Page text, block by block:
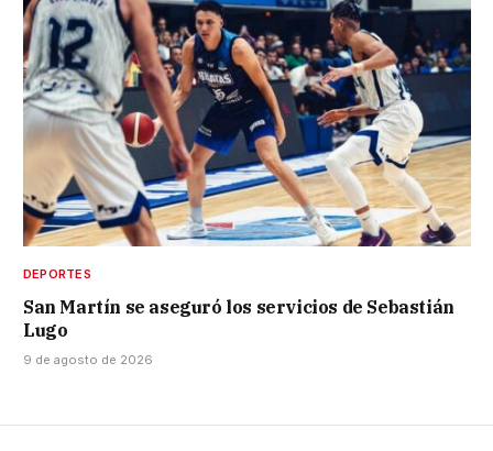
DEPORTES
San Martín se aseguró los servicios de Sebastián
Lugo
9 de agosto de 2026